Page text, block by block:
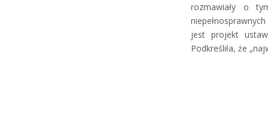
rozmawiały o
jest projekt
Podkreśliła, że